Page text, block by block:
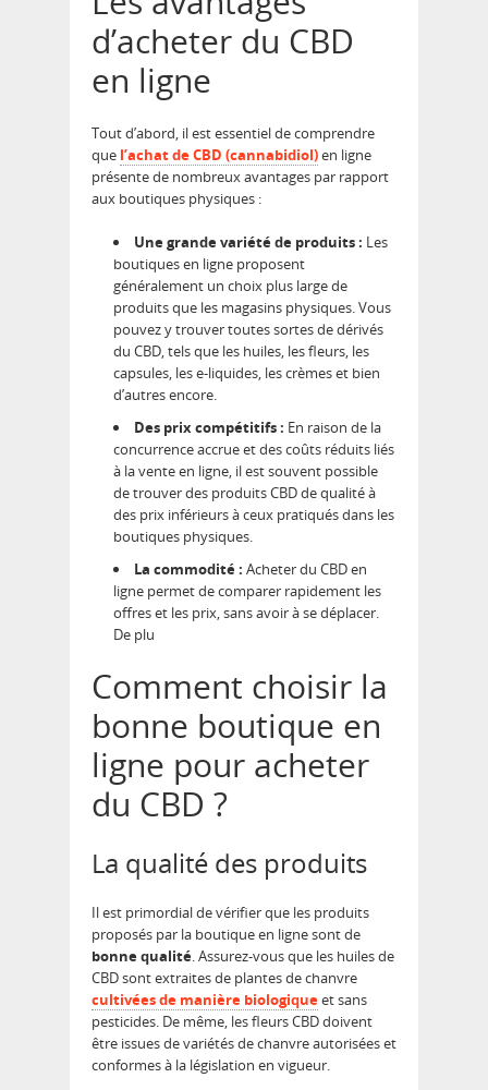
d’acheter du CBD
en ligne
Tout d’abord, il est essentiel de comprendre
que l’achat de CBD (cannabidiol)en ligne
présente de nombreux avantages par rapport
aux boutiques physiques :
Une grande variété de produits : Les
boutiques en ligne proposent
généralement un choix plus large de
produits que les magasins physiques. Vous
pouvez y trouver toutes sortes de dérivés
du CBD, tels que les huiles, les fleurs, les
capsules, les e-liquides, les crèmes et bien
d’autres encore.
Des prix compétitifs : En raison de la
concurrence accrue et des coûts réduits liés
à la vente en ligne, il est souvent possible
de trouver des produits CBD de qualité à
des prix inférieurs à ceux pratiqués dans les
boutiques physiques.
La commodité : Acheter du CBD en
ligne permet de comparer rapidement les
offres et les prix, sans avoir à se déplacer.
De plu
Comment choisir la
bonne boutique en
ligne pour acheter
du CBD ?
La qualité des produits
Il est primordial de vérifier que les produits
proposés par la boutique en ligne sont de
bonne qualité. Assurez-vous que les huiles de
CBD sont extraites de plantes de chanvre
cultivées de manière biologiqueet sans
pesticides. De même, les fleurs CBD doivent
être issues de variétés de chanvre autorisées et
conformes à la législation en vigueur.